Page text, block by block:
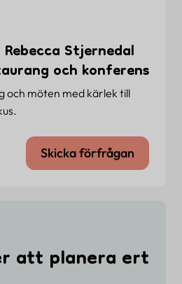
Stjernedal
och konferens
och möten med kärlek till
Skicka förfrågan
att planera ert